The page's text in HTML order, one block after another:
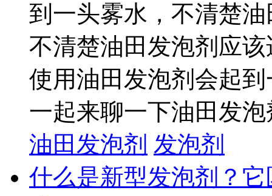
到一头雾水，不清楚
不清楚油田发泡剂应
使用油田发泡剂会起
一起来聊一下油田发
油田发泡剂 发泡剂
什么是新型发泡剂？